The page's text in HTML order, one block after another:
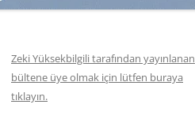
Zeki Yüksekbilgili tarafından yayınlanan
bültene üye olmak için lütfen buraya
tıklayın.